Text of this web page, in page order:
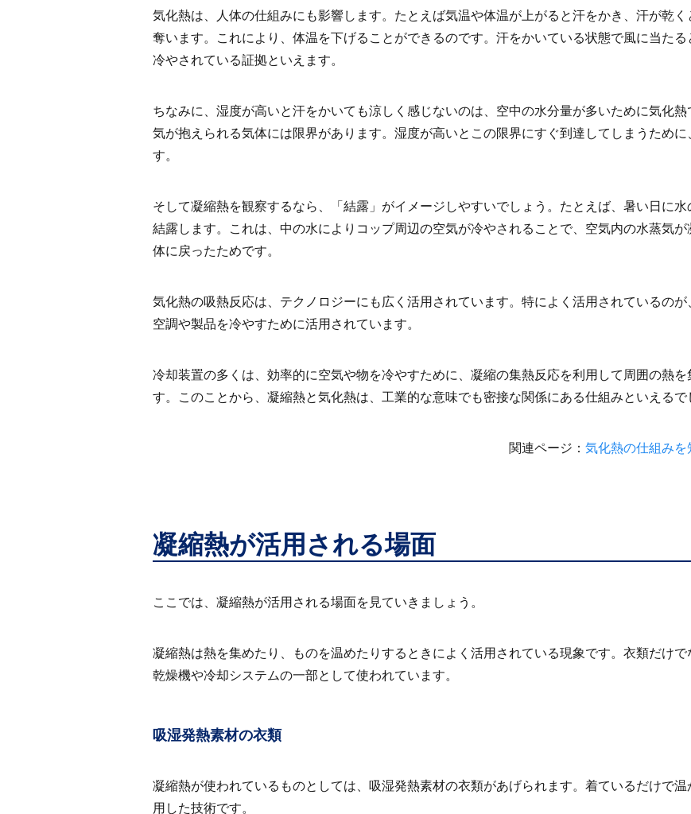
気化熱は、人体の仕組みにも影響します。たとえば気温や体温が上がると汗をかき、汗が乾
奪います。これにより、体温を下げることができるのです。汗をかいている状態で風に当た
冷やされている証拠といえます。
ちなみに、湿度が高いと汗をかいても涼しく感じないのは、空中の水分量が多いために気化
気が抱えられる気体には限界があります。湿度が高いとこの限界にすぐ到達してしまうため
す。
そして凝縮熱を観察するなら、「結露」がイメージしやすいでしょう。たとえば、暑い日に
結露します。これは、中の水によりコップ周辺の空気が冷やされることで、空気内の水蒸気
体に戻ったためです。
気化熱の吸熱反応は、テクノロジーにも広く活用されています。特によく活用されているの
空調や製品を冷やすために活用されています。
冷却装置の多くは、効率的に空気や物を冷やすために、凝縮の集熱反応を利用して周囲の熱
す。このことから、凝縮熱と気化熱は、工業的な意味でも密接な関係にある仕組みといえるで
関連ページ： 気化熱の仕組み
凝縮熱が活用される場面
ここでは、凝縮熱が活用される場面を見ていきましょう。
凝縮熱は熱を集めたり、ものを温めたりするときによく活用されている現象です。衣類だけ
乾燥機や冷却システムの一部として使われています。
吸湿発熱素材の衣類
凝縮熱が使われているものとしては、吸湿発熱素材の衣類があげられます。着ているだけで
用した技術です。